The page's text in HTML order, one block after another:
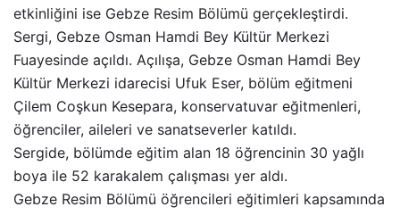
etkinliğini ise Gebze Resim Bölümü gerçekleştirdi.
Sergi, Gebze Osman Hamdi Bey Kültür Merkezi
Fuayesinde açıldı. Açılışa, Gebze Osman Hamdi Bey
Kültür Merkezi idarecisi Ufuk Eser, bölüm eğitmeni
Çilem Coşkun Kesepara, konservatuvar eğitmenleri,
öğrenciler, aileleri ve sanatseverler katıldı.
Sergide, bölümde eğitim alan 18 öğrencinin 30 yağlı
boya ile 52 karakalem çalışması yer aldı.
Gebze Resim Bölümü öğrencileri eğitimleri kapsamında